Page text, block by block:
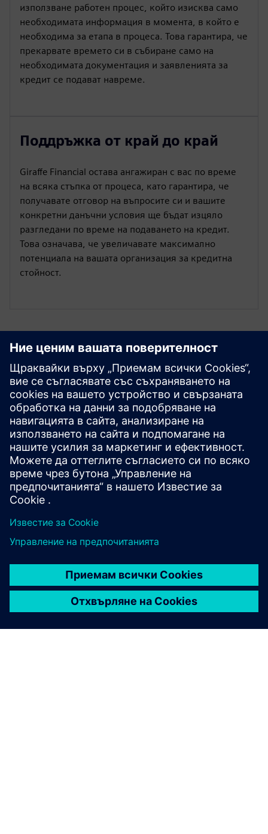
използване работен процес, който изисква само
необходимата информация в момента, в който е
необходима за етапа в процеса. Това гарантира, че
прекарвате времето си в събиране само на
необходимата документация и заявленията за
кредит се подават навреме.
Поддръжка от край до край
Giraffe Financial остава ангажиран с вас по време
на всяка стъпка от процеса, като гарантира, че
получавате отговор на въпросите си и вашите
конкретни данъчни условия ще бъдат изцяло
разгледани по време на подаването на кредит.
Това означава, че увеличавате максимално
потенциала на вашата организация за кредитна
стойност.
Разгледайте ресурси и
свързани продукти
Допълнителна информация и
ресурси
Контролен списък за документация на Giraffe 45W